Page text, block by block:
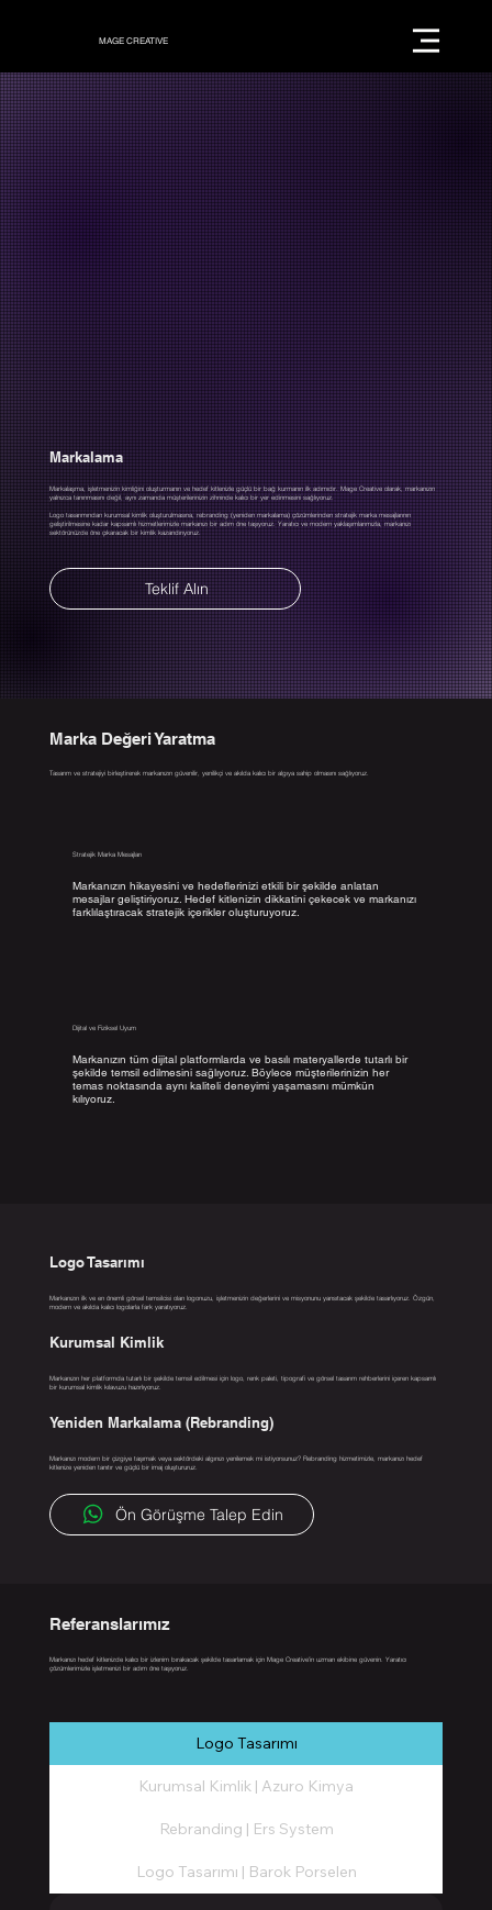
MAGE CREATIVE
Markalama
Markalaşma, işletmenizin kimliğini oluşturmanın ve hedef kitlenizle güçlü bir bağ kurmanın ilk adımıdır. Mage Creative olarak, markanızın
yalnızca tanınmasını değil, aynı zamanda müşterilerinizin zihninde kalıcı bir yer edinmesini sağlıyoruz.
Logo tasarımından kurumsal kimlik oluşturulmasına, rebranding (yeniden markalama) çözümlerinden stratejik marka mesajlarının
geliştirilmesine kadar kapsamlı hizmetlerimizle markanızı bir adım öne taşıyoruz. Yaratıcı ve modern yaklaşımlarımızla, markanızı
sektörünüzde öne çıkaracak bir kimlik kazandırıyoruz.
Teklif Alın
Marka Değeri Yaratma
Tasarım ve stratejiyi birleştirerek markanızın güvenilir, yenilikçi ve akılda kalıcı bir algıya sahip olmasını sağlıyoruz.
Markanızın hikayesini ve hedeflerinizi etkili bir şekilde anlatan
mesajlar geliştiriyoruz. Hedef kitlenizin dikkatini çekecek ve markanızı
farklılaştıracak stratejik içerikler oluşturuyoruz.
Stratejik Marka Mesajları
Markanızın tüm dijital platformlarda ve basılı materyallerde tutarlı bir
şekilde temsil edilmesini sağlıyoruz. Böylece müşterilerinizin her
temas noktasında aynı kaliteli deneyimi yaşamasını mümkün
kılıyoruz.
Dijital ve Fiziksel Uyum
Logo Tasarımı
Markanızın ilk ve en önemli görsel temsilcisi olan logonuzu, işletmenizin değerlerini ve misyonunu yansıtacak şekilde tasarlıyoruz. Özgün,
modern ve akılda kalıcı logolarla fark yaratıyoruz.
Kurumsal Kimlik
Markanızın her platformda tutarlı bir şekilde temsil edilmesi için logo, renk paleti, tipografi ve görsel tasarım rehberlerini içeren kapsamlı
bir kurumsal kimlik kılavuzu hazırlıyoruz.
Yeniden Markalama (Rebranding)
Markanızı modern bir çizgiye taşımak veya sektördeki algınızı yenilemek mi istiyorsunuz? Rebranding hizmetimizle, markanızı hedef
kitlenize yeniden tanıtır ve güçlü bir imaj oluştururuz.
Ön Görüşme Talep Edin
Referanslarımız
Markanızı hedef kitlenizde kalıcı bir izlenim bırakacak şekilde tasarlamak için Mage Creative’in uzman ekibine güvenin. Yaratıcı
çözümlerimizle işletmenizi bir adım öne taşıyoruz.
Logo Tasarımı
Kurumsal Kimlik | Azuro Kimya
Rebranding | Ers System
Logo Tasarımı | Barok Porselen